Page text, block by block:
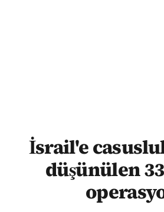
İsrail'e
düşünülen